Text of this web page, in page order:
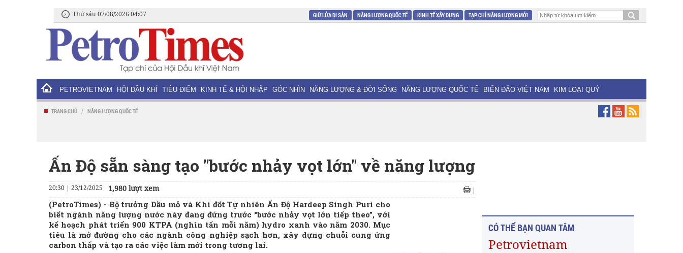
Thứ sáu 07/08/2026 04:07 GIỮ LỬA DI SẢN NĂNG LƯỢNG QUỐC TẾ KINH TẾ XÂY DỰNG TẠP CHÍ NĂNG LƯỢNG MỚI
PETROVIETNAM HỘI DẦU KHÍ TIÊU ĐIỂM KINH TẾ & HỘI NHẬP GÓC NHÌN NĂNG LƯỢNG & ĐỜI SỐNG NĂNG LƯỢNG QUỐC TẾ BIỂN ĐẢO VIỆT NAM KIM LOẠI QUÝ
TRANG CHỦ / NĂNG LƯỢNG QUỐC TẾ
Ấn Độ sẵn sàng tạo "bước nhảy vọt lớn" về năng lượng
20:30 | 23/12/2025 1,980 lượt xem |
(PetroTimes) - Bộ trưởng Dầu mỏ và Khí đốt Tự nhiên Ấn Độ Hardeep Singh Puri cho
biết ngành năng lượng nước này đang đứng trước “bước nhảy vọt lớn tiếp theo”, với
kế hoạch phát triển 900 KTPA (nghìn tấn mỗi năm) hydro xanh vào năm 2030. Mục
tiêu là mở đường cho các ngành công nghiệp sạch hơn, xây dựng chuỗi cung ứng
carbon thấp và tạo ra các việc làm mới trong tương lai.
CÓ THỂ BẠN QUAN TÂM
Petrovietnam